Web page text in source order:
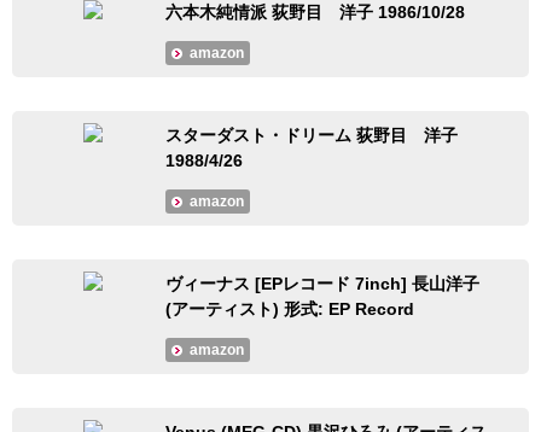
六本木純情派 荻野目 洋子 1986/10/28
amazon
スターダスト・ドリーム 荻野目 洋子
1988/4/26
amazon
ヴィーナス [EPレコード 7inch] 長山洋子
(アーティスト) 形式: EP Record
amazon